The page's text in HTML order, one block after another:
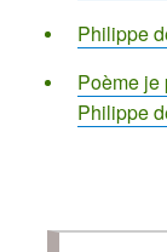
Philippe
Poème je
Philippe